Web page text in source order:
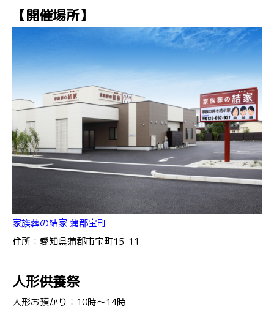
【開催場所】
家族葬の結家 蒲郡宝町
住所：愛知県蒲郡市宝町15-11
人形供養祭
人形お預かり：10時～14時